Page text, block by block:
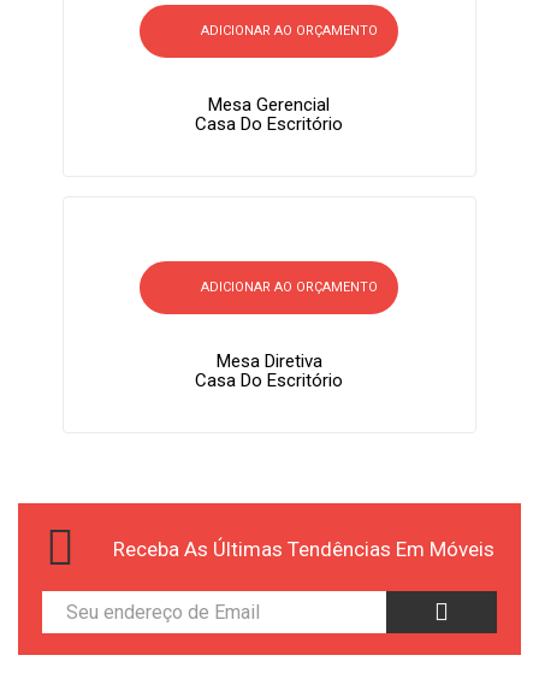
ADICIONAR AO ORÇAMENTO
Mesa Gerencial
Casa Do Escritório
ADICIONAR AO ORÇAMENTO
Mesa Diretiva
Casa Do Escritório
Receba As Últimas Tendências Em Móveis